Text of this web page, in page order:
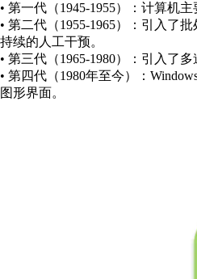
• 第一代（1945-1955）：计算机
• 第二代（1955-1965）：引入了
持续的人工干预。
• 第三代（1965-1980）：引入了
• 第四代（1980年至今）：
图形界面。